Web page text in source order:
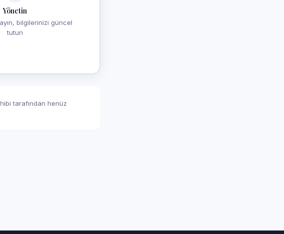
Yönetin
bilgilerinizi güncel
tutun
tarafından henüz